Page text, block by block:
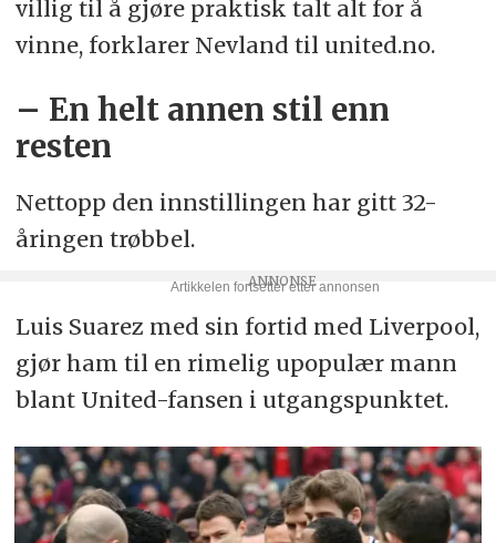
villig til å gjøre praktisk talt alt for å
vinne, forklarer Nevland til united.no.
– En helt annen stil enn
resten
Nettopp den innstillingen har gitt 32-
åringen trøbbel.
Luis Suarez med sin fortid med Liverpool,
gjør ham til en rimelig upopulær mann
blant United-fansen i utgangspunktet.